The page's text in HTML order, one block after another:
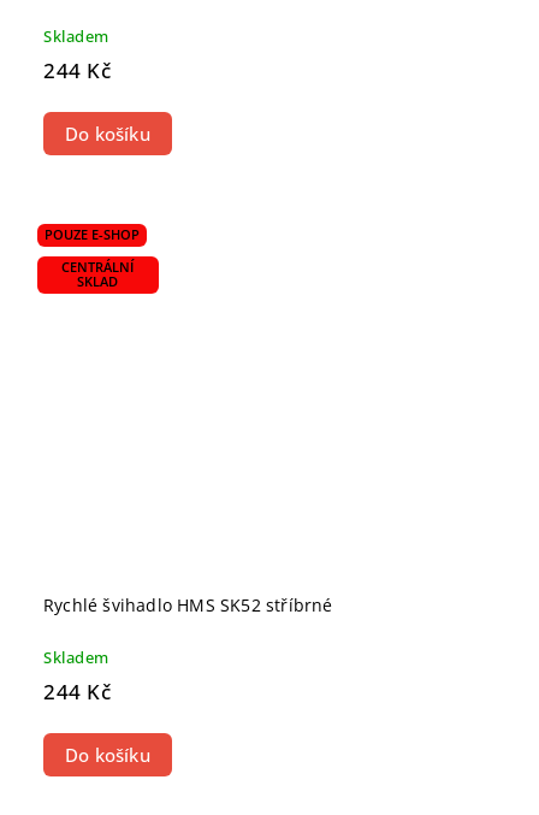
Skladem
244 Kč
Do košíku
POUZE E-SHOP
CENTRÁLNÍ
SKLAD
Rychlé švihadlo HMS SK52 stříbrné
Skladem
244 Kč
Do košíku